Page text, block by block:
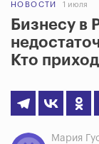
НОВОСТИ 1 июля
Бизнесу в
Кто
Мария